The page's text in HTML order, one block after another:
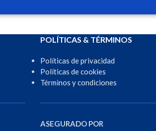
POLÍTICAS & TÉRMINOS
Políticas de privacidad
Políticas de cookies
Términos y condiciones
ASEGURADO POR